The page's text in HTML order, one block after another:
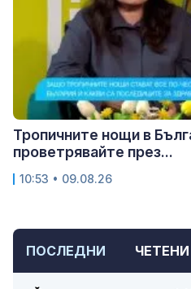
ПОСЛЕДНИ ЧЕТЕНИ
Тропичните нощи в
проветрявайте през...
10:53 • 09.08.26